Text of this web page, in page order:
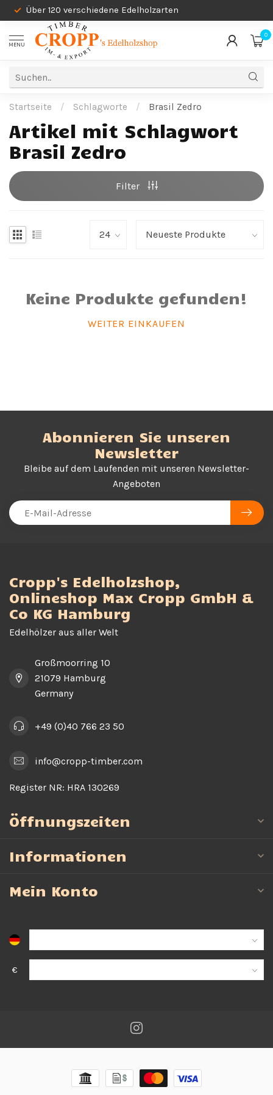
Über 120 verschiedene Edelholzarten
MENU
0
Startseite / Schlagworte / Brasil Zedro
Artikel mit Schlagwort
Brasil Zedro
Filter
Keine Produkte gefunden!
WEITER EINKAUFEN
Abonnieren Sie unseren
Newsletter
Bleibe auf dem Laufenden mit unseren Newsletter-
Angeboten
Cropp's Edelholzshop,
Onlineshop Max Cropp GmbH &
Co KG Hamburg
Edelhölzer aus aller Welt
Großmoorring 10
21079 Hamburg
Germany
+49 (0)40 766 23 50
info@cropp-timber.com
Register NR: HRA 130269
Öffnungszeiten
Informationen
Mein Konto
€